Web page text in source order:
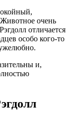
очень
отличается
особо кого-то
и,